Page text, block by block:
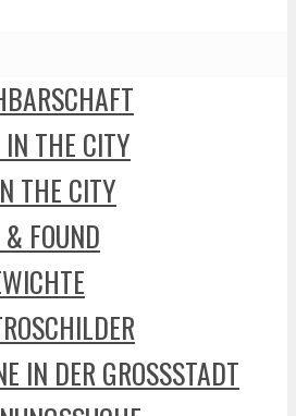
IN THE CITY
THE CITY
FOUND
IN DER GROSSSTADT